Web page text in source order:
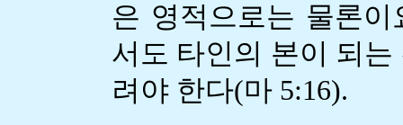
은 영적으로는 물론
서도 타인의 본이 되
려야 한다(마 5:16).